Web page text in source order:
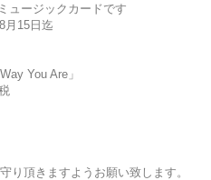
ュージックカードです
15日迄
You Are」
り頂きますようお願い致します。